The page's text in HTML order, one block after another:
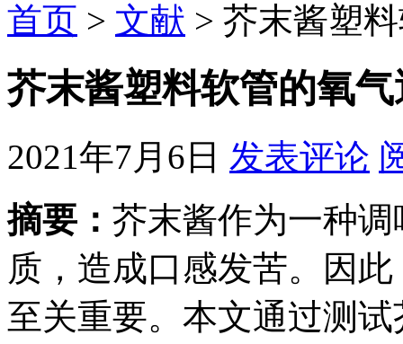
首页 > 文献 > 芥末酱塑
芥末酱塑料软管的氧
2021年7月6日 发表评论
摘要： 芥末酱作为一种
质，造成口感发苦。因
至关重要。本文通过测